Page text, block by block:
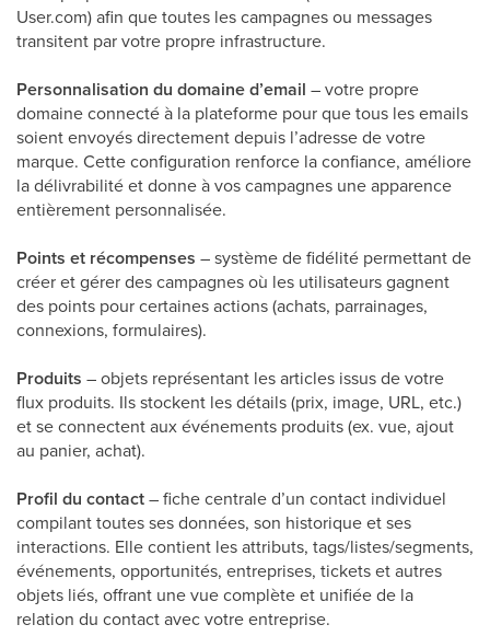
User.com) afin que toutes les campagnes ou messages
transitent par votre propre infrastructure.
Personnalisation du domaine d’email – votre propre
domaine connecté à la plateforme pour que tous les emails
soient envoyés directement depuis l’adresse de votre
marque. Cette configuration renforce la confiance, améliore
la délivrabilité et donne à vos campagnes une apparence
entièrement personnalisée.
Points et récompenses – système de fidélité permettant de
créer et gérer des campagnes où les utilisateurs gagnent
des points pour certaines actions (achats, parrainages,
connexions, formulaires).
Produits – objets représentant les articles issus de votre
flux produits. Ils stockent les détails (prix, image, URL, etc.)
et se connectent aux événements produits (ex. vue, ajout
au panier, achat).
Profil du contact– fiche centrale d’un contact individuel
compilant toutes ses données, son historique et ses
interactions. Elle contient les attributs, tags/listes/segments,
événements, opportunités, entreprises, tickets et autres
objets liés, offrant une vue complète et unifiée de la
relation du contact avec votre entreprise.